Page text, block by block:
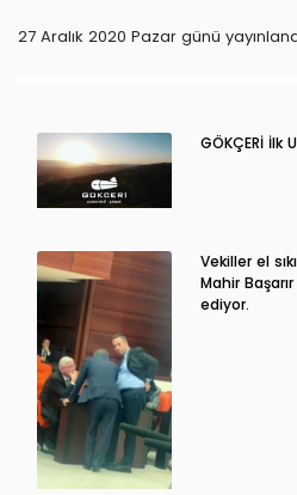
27 Aralık 2020 Pazar günü
GÖKÇERİ İlk
Vekiller el
Mahir
ediyor.